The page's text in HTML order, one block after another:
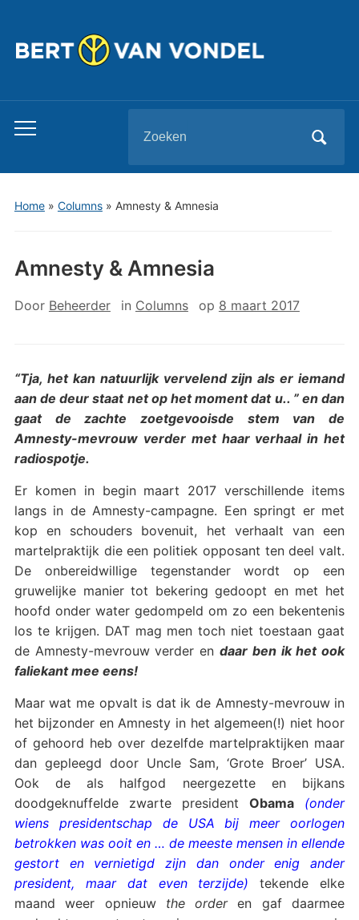
Toggle
menu
naar:
Home» Columns» Amnesty & Amnesia
Amnesty & Amnesia
Door Beheerder in Columns op 8 maart 2017
“Tja, het kan natuurlijk vervelend zijn als er iemand
aan de deur staat net op het moment dat u.. ” en dan
gaat de zachte zoetgevooisde stem van de
Amnesty-mevrouw verder met haar verhaal in het
radiospotje.
Er komen in begin maart 2017 verschillende items
langs in de Amnesty-campagne. Een springt er met
kop en schouders bovenuit, het verhaalt van een
martelpraktijk die een politiek opposant ten deel valt.
De onbereidwillige tegenstander wordt op een
gruwelijke manier tot bekering gedoopt en met het
hoofd onder water gedompeld om zo een bekentenis
los te krijgen. DAT mag men toch niet toestaan gaat
de Amnesty-mevrouw verder en daar ben ik het ook
faliekant mee eens!
Maar wat me opvalt is dat ik de Amnesty-mevrouw in
het bijzonder en Amnesty in het algemeen(!) niet hoor
of gehoord heb over dezelfde martelpraktijken maar
dan gepleegd door Uncle Sam, ‘Grote Broer’ USA.
Ook de als halfgod neergezette en bijkans
doodgeknuffelde zwarte presidentObama
(onder
wiens presidentschap de USA bij meer oorlogen
betrokken was ooit en … de meeste mensen in ellende
gestort en vernietigd zijn dan onder enig ander
president, maar dat even terzijde)
tekende elke
maand weer opnieuw the orderen gaf daarmee